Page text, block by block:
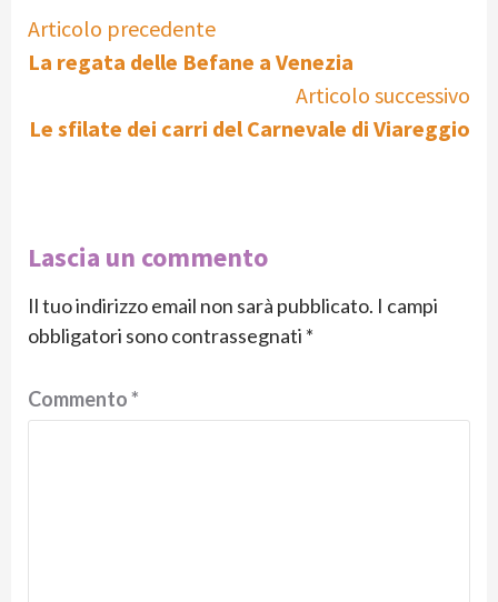
Continue
Reading
Articolo precedente
La regata delle Befane a Venezia
Articolo successivo
Le sfilate dei carri del Carnevale di Viareggio
Lascia un commento
Il tuo indirizzo email non sarà pubblicato. I campi
obbligatori sono contrassegnati *
Commento*